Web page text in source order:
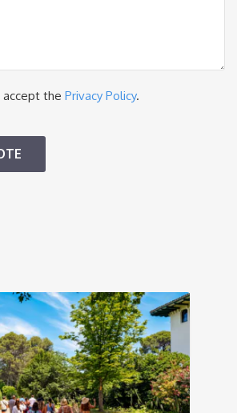
accept the Privacy Policy.